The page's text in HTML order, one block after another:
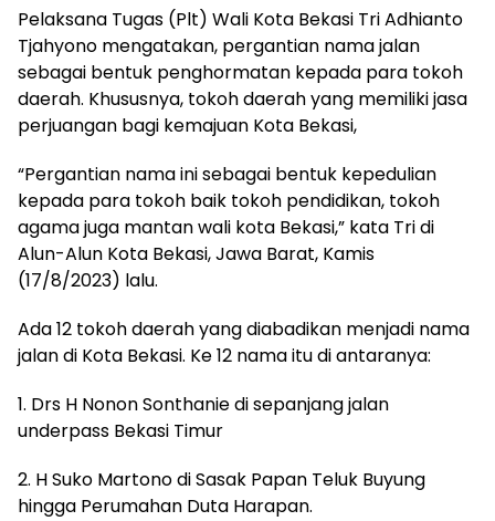
Pelaksana Tugas (Plt) Wali Kota Bekasi Tri Adhianto
Tjahyono mengatakan, pergantian nama jalan
sebagai bentuk penghormatan kepada para tokoh
daerah. Khususnya, tokoh daerah yang memiliki jasa
perjuangan bagi kemajuan Kota Bekasi,
“Pergantian nama ini sebagai bentuk kepedulian
kepada para tokoh baik tokoh pendidikan, tokoh
agama juga mantan wali kota Bekasi,” kata Tri di
Alun-Alun Kota Bekasi, Jawa Barat, Kamis
(17/8/2023) lalu.
Ada 12 tokoh daerah yang diabadikan menjadi nama
jalan di Kota Bekasi. Ke 12 nama itu di antaranya:
1. Drs H Nonon Sonthanie di sepanjang jalan
underpass Bekasi Timur
2. H Suko Martono di Sasak Papan Teluk Buyung
hingga Perumahan Duta Harapan.